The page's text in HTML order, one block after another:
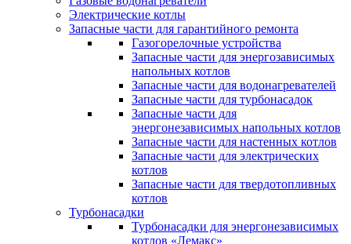
Электрические котлы
Запасные части для гарантийного ремонта
Газогорелочные устройства
Запасные части для энергозависимых
напольных котлов
Запасные части для водонагревателей
Запасные части для турбонасадок
Запасные части для
энергонезависимых напольных котлов
Запасные части для настенных котлов
Запасные части для электрических
котлов
Запасные части для твердотопливных
котлов
Турбонасадки
Турбонасадки для энергонезависимых
котлов «Лемакс»